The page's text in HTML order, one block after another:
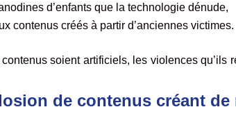
d’enfants que la technologie dénude,
contenus créés à partir d’anciennes victimes.
soient artificiels, les violences qu’ils
de contenus créant de